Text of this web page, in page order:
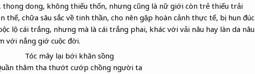
thong dong, không thiếu thốn, nhưng cũng là nữ giới còn trẻ thiếu trải
thể, chữa sâu sắc về tinh thần, cho nên gặp hoàn cảnh thực tế, bị hun đúc
lộ cái trắng, nhưng mà là cái trắng phai, khác với vải nâu hay làn da nâu
với nắng giớ cuộc đời.
Tóc mây lại bới khăn sồng
thâm tha thướt cướp chồng người ta